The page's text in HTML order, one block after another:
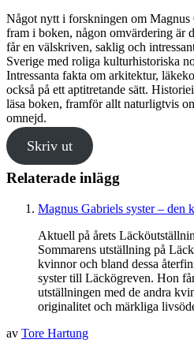
Något nytt i forskningen om Magnus
fram i boken, någon omvärdering är
får en välskriven, saklig och
Sverige med roliga kulturhistoriska
Intressanta fakta om arkitektur,
också på ett aptitretande sätt.
läsa boken, framför allt naturligtvis
omnejd.
Skriv ut
Relaterade inlägg
Magnus Gabriels syster – den
Aktuell på årets
Sommarens utställning på
kvinnor och bland dessa
syster till Läckögreven. Hon
utställningen med de andra
originalitet och märkliga
av Tore Hartung